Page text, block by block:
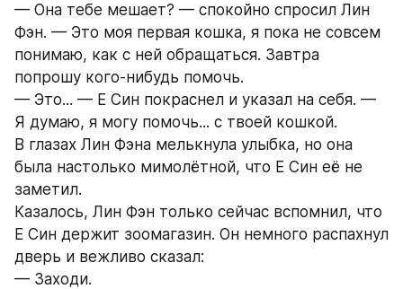
— Она тебе мешает? — спокойно спросил Лин
Фэн. — Это моя первая кошка, я пока не совсем
понимаю, как с ней обращаться. Завтра
попрошу кого-нибудь помочь.
— Это... — Е Син покраснел и указал на себя. —
Я думаю, я могу помочь... с твоей кошкой.
В глазах Лин Фэна мелькнула улыбка, но она
была настолько мимолётной, что Е Син её не
заметил.
Казалось, Лин Фэн только сейчас вспомнил, что
Е Син держит зоомагазин. Он немного распахнул
дверь и вежливо сказал:
— Заходи.